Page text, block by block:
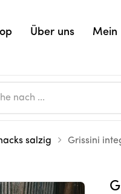
Über uns Mein
salzig Grissini